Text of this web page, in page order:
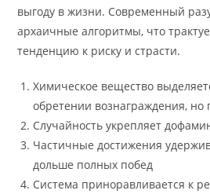
выгоду в жизни. Современный
архаичные алгоритмы, что
тенденцию к риску и страсти.
Химическое вещество
обретении вознаграждения,
Случайность укрепляет
Частичные достижения
дольше полных побед
Система приноравливается к